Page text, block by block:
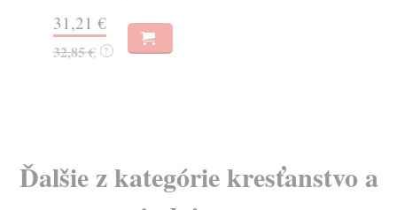
31,21 €
32,85 € ?
Ďalšie z kategórie kresťanstvo a